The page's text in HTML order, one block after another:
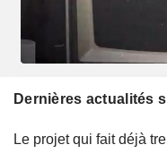
Dernières actualités
Le projet qui fait déjà